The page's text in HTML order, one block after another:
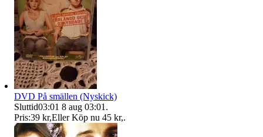
DVD På smällen (Nyskick)
Sluttid03:01 8 aug 03:01 .
Pris:39 kr,Eller Köp nu 45 kr,.